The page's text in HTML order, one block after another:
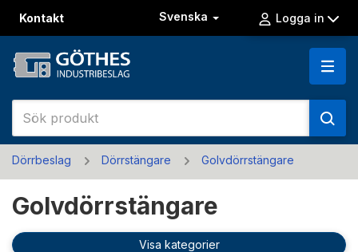
Kontakt Svenska Logga in
Dörrbeslag Dörrstängare Golvdörrstängare
Golvdörrstängare
Visa kategorier